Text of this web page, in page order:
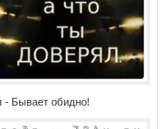
- Бывает обидно!